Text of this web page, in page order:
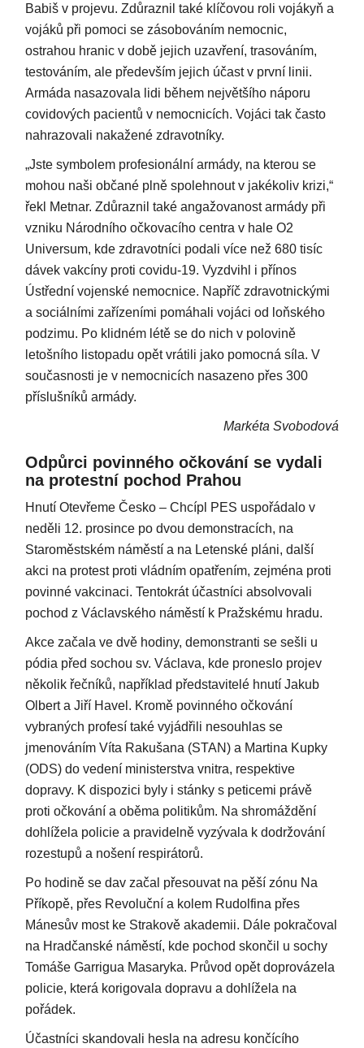
Babiš v projevu. Zdůraznil také klíčovou roli vojákyň a
vojáků při pomoci se zásobováním nemocnic,
ostrahou hranic v době jejich uzavření, trasováním,
testováním, ale především jejich účast v první linii.
Armáda nasazovala lidi během největšího náporu
covidových pacientů v nemocnicích. Vojáci tak často
nahrazovali nakažené zdravotníky.
„Jste symbolem profesionální armády, na kterou se
mohou naši občané plně spolehnout v jakékoliv krizi,“
řekl Metnar. Zdůraznil také angažovanost armády při
vzniku Národního očkovacího centra v hale O2
Universum, kde zdravotníci podali více než 680 tisíc
dávek vakcíny proti covidu-19. Vyzdvihl i přínos
Ústřední vojenské nemocnice. Napříč zdravotnickými
a sociálními zařízeními pomáhali vojáci od loňského
podzimu. Po klidném létě se do nich v polovině
letošního listopadu opět vrátili jako pomocná síla. V
současnosti je v nemocnicích nasazeno přes 300
příslušníků armády.
Markéta Svobodová
Odpůrci povinného očkování se vydali
na protestní pochod Prahou
Hnutí Otevřeme Česko – Chcípl PES uspořádalo v
neděli 12. prosince po dvou demonstracích, na
Staroměstském náměstí a na Letenské pláni, další
akci na protest proti vládním opatřením, zejména proti
povinné vakcinaci. Tentokrát účastníci absolvovali
pochod z Václavského náměstí k Pražskému hradu.
Akce začala ve dvě hodiny, demonstranti se sešli u
pódia před sochou sv. Václava, kde proneslo projev
několik řečníků, například představitelé hnutí Jakub
Olbert a Jiří Havel. Kromě povinného očkování
vybraných profesí také vyjádřili nesouhlas se
jmenováním Víta Rakušana (STAN) a Martina Kupky
(ODS) do vedení ministerstva vnitra, respektive
dopravy. K dispozici byly i stánky s peticemi právě
proti očkování a oběma politikům. Na shromáždění
dohlížela policie a pravidelně vyzývala k dodržování
rozestupů a nošení respirátorů.
Po hodině se dav začal přesouvat na pěší zónu Na
Příkopě, přes Revoluční a kolem Rudolfina přes
Mánesův most ke Strakově akademii. Dále pokračoval
na Hradčanské náměstí, kde pochod skončil u sochy
Tomáše Garrigua Masaryka. Průvod opět doprovázela
policie, která korigovala dopravu a dohlížela na
pořádek.
Účastníci skandovali hesla na adresu končícího